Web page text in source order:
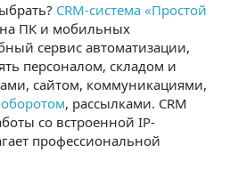
CRM-система «Простой
ПК и мобильных
сервис автоматизации,
персоналом, складом и
сайтом, коммуникациями,
, рассылками. CRM
со встроенной IP-
профессиональной